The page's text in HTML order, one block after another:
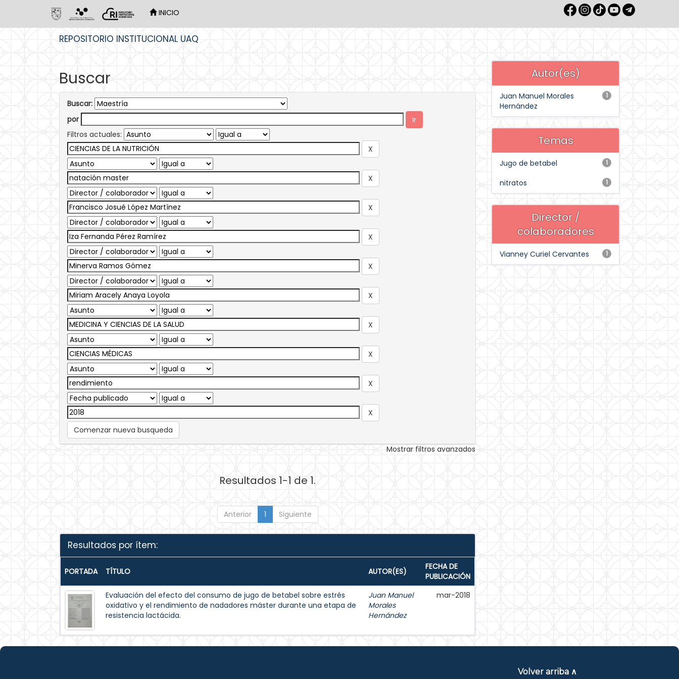
INICIO
REPOSITORIO INSTITUCIONAL UAQ
Buscar
Buscar:
por
Filtros actuales:
Comenzar nueva busqueda
Mostrar filtros avanzados
Resultados 1-1 de 1.
Anterior 1 Siguiente
Resultados por ítem:
PORTADA TÍTULO AUTOR(ES)
FECHA DE
PUBLICACIÓN
Evaluación del efecto del consumo de jugo de betabel sobre estrés
oxidativo y el rendimiento de nadadores máster durante una etapa de
resistencia lactácida.
Juan Manuel
Morales
Hernández
mar-2018
Autor(es)
1
Juan Manuel Morales
Hernández
Temas
1
Jugo de betabel
1
nitratos
Director /
colaboradores
1
Vianney Curiel Cervantes
Volver arriba ∧